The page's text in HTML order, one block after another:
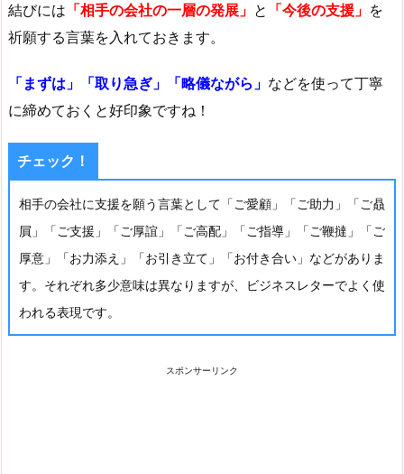
結びには 「相手の会社の一層の発展」 と 「今後の支援」 を
祈願する言葉を入れておきます。
「まずは」「取り急ぎ」「略儀ながら」 などを使って丁寧
に締めておくと好印象ですね！
チェック！
相手の会社に支援を願う言葉として「ご愛顧」「ご助力」「ご贔
屓」「ご支援」「ご厚誼」「ご高配」「ご指導」「ご鞭撻」「ご
厚意」「お力添え」「お引き立て」「お付き合い」などがありま
す。それぞれ多少意味は異なりますが、ビジネスレターでよく使
われる表現です。
スポンサーリンク